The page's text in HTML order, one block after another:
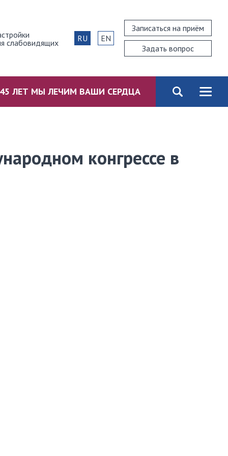
слабовидящих
Записаться на приём
Задать вопрос
RU EN
45 ЛЕТ МЫ ЛЕЧИМ ВАШИ СЕРДЦА
конгрессе в